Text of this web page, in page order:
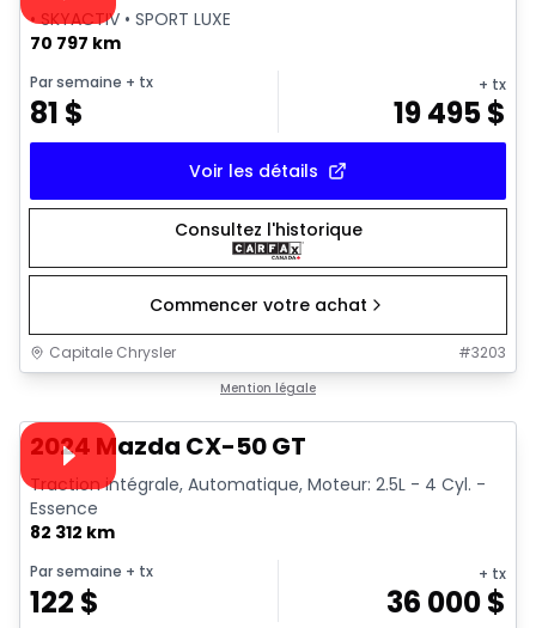
• SKYACTIV • SPORT LUXE
70 797 km
Par semaine + tx
81 $
+ tx
19 495$
Voir les détails
Consultez l'historique
Commencer votre achat
Capitale Chrysler #3203
Mention légale
Vidéo disponible
2024 Mazda CX-50 GT
Traction intégrale, Automatique, Moteur: 2.5L - 4 Cyl. -
Essence
82 312 km
Par semaine + tx
122 $
+ tx
36 000$